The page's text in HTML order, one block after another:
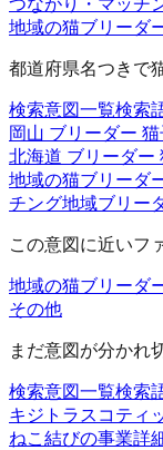
つながり・マッチ
地域の猫ブリーダ
都道府県名つきで
検索意図一覧検索
岡山 ブリーダー 猫
北海道 ブリーダー
地域の猫ブリーダ
チング地域ブリー
この意図に近いフ
地域の猫ブリーダ
その他
まだ意図が分かれ
検索意図一覧検索
キジトラスコティ
ねこ結びの事業詳